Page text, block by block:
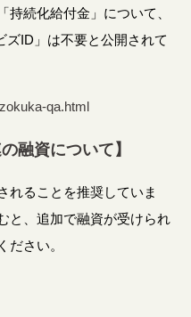
続化給付金」について、
ズID」は不要と公開されて
qa.html
融資について】
れることを推奨していま
と、追加で融資が受けられ
ださい。